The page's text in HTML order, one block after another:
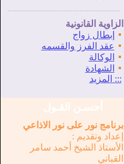
الزاوية القانونية
▪
إبطال زواج
▪ عقد الفرز والقسمه
▪
الوكالة
▪
الشهادة
::: المزيد
أحسـن القـول
برنامج نور على نور الاذاعي
إعداد وتقديم :
الأستاذ الشيخ أحمد سامر
القباني